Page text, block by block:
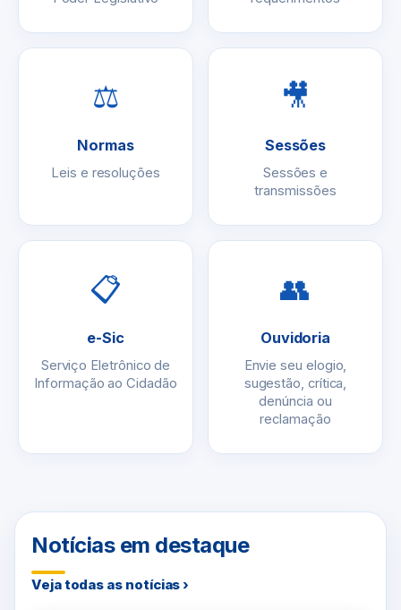
⚖
Normas
Leis e resoluções
🎥
Sessões
Sessões e
transmissões
📋
e-Sic
Serviço Eletrônico de
Informação ao Cidadão
👥
Ouvidoria
Envie seu elogio,
sugestão, crítica,
denúncia ou
reclamação
Notícias em destaque
Veja todas as notícias ›